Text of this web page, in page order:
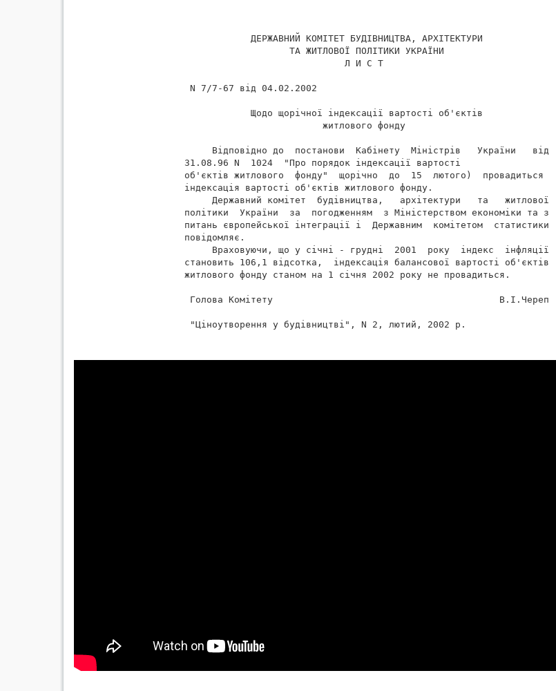
            ДЕРЖАВНИЙ КОМІТЕТ БУДІВНИЦТВА, АРХІТЕКТУРИ
                   ТА ЖИТЛОВОЇ ПОЛІТИКИ УКРАЇНИ
                             Л И С Т
N 7/7-67 від 04.02.2002
            Щодо щорічної індексації вартості об'єктів
                         житлового фонду
     Відповідно до  постанови  Кабінету  Міністрів   України   від
31.08.96 N  1024  "Про порядок індексації вартості
об'єктів житлового  фонду"  щорічно  до  15  лютого)  провадиться
індексація вартості об'єктів житлового фонду.
     Державний комітет  будівництва,   архітектури   та   житлової
політики  України  за  погодженням  з Міністерством економіки та з
питань європейської інтеграції і  Державним  комітетом  статистики
повідомляє.
     Враховуючи, що у січні - грудні  2001  року  індекс  інфляції
становить 106,1 відсотка,  індексація балансової вартості об'єктів
житлового фонду станом на 1 січня 2002 року не провадиться.
Голова Комітету                                         В.І.Череп
"Ціноутворення у будівництві", N 2, лютий, 2002 р.